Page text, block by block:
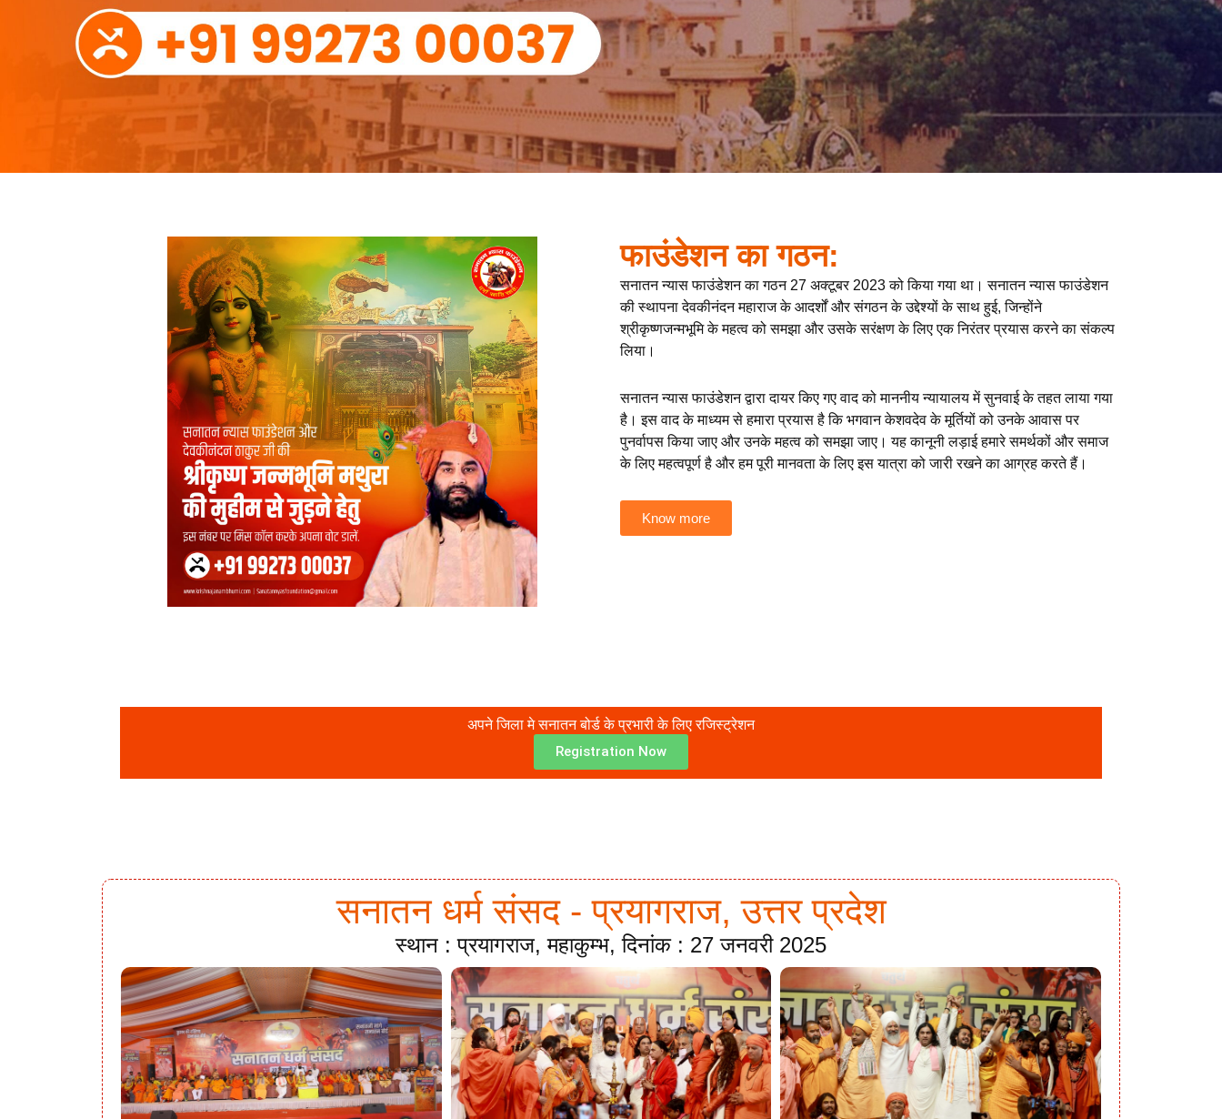
फाउंडेशन का गठन:
सनातन न्यास फाउंडेशन का गठन 27 अक्टूबर 2023 को किया गया था। सनातन न्यास फाउंडेशन
की स्थापना देवकीनंदन महाराज के आदर्शों और संगठन के उद्देश्यों के साथ हुई, जिन्होंने
श्रीकृष्णजन्मभूमि के महत्व को समझा और उसके सरंक्षण के लिए एक निरंतर प्रयास करने का संकल्प
लिया।
सनातन न्यास फाउंडेशन द्वारा दायर किए गए वाद को माननीय न्यायालय में सुनवाई के तहत लाया गया
है। इस वाद के माध्यम से हमारा प्रयास है कि भगवान केशवदेव के मूर्तियों को उनके आवास पर
पुनर्वापस किया जाए और उनके महत्व को समझा जाए। यह कानूनी लड़ाई हमारे समर्थकों और समाज
के लिए महत्वपूर्ण है और हम पूरी मानवता के लिए इस यात्रा को जारी रखने का आग्रह करते हैं।
Know more
अपने जिला मे सनातन बोर्ड के प्रभारी के लिए रजिस्ट्रेशन
Registration Now
सनातन धर्म संसद - प्रयागराज, उत्तर प्रदेश
स्थान : प्रयागराज, महाकुम्भ, दिनांक : 27 जनवरी 2025